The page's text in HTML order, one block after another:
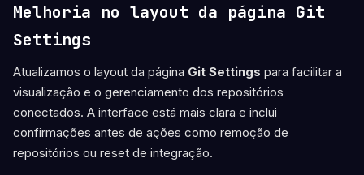
Melhoria no layout da página Git
Settings
Atualizamos o layout da página Git Settings para facilitar a
visualização e o gerenciamento dos repositórios
conectados. A interface está mais clara e inclui
confirmações antes de ações como remoção de
repositórios ou reset de integração.